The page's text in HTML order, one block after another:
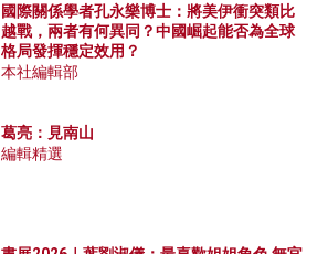
國際關係學者孔永樂博士：將美伊衝突類比
越戰，兩者有何異同？中國崛起能否為全球
格局發揮穩定效用？
本社編輯部
葛亮：見南山
編輯精選